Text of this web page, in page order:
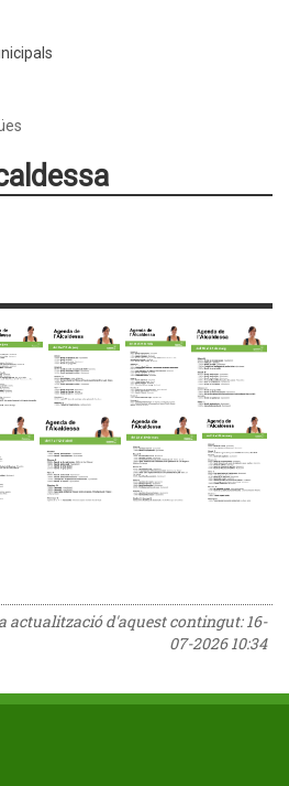
actualització d'aquest contingut:16-
07-2026 10:34